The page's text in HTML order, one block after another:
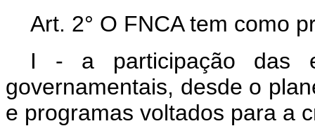
Art. 2° O FNCA tem como
I - a participação das
governamentais, desde o
e programas voltados para a